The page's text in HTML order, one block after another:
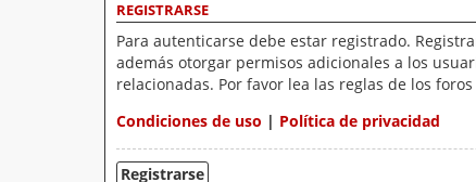
REGISTRARSE
Para autenticarse debe estar registrado.
además otorgar permisos adicionales a los
relacionadas. Por favor lea las reglas de los
Condiciones de uso | Política de privacidad
Registrarse